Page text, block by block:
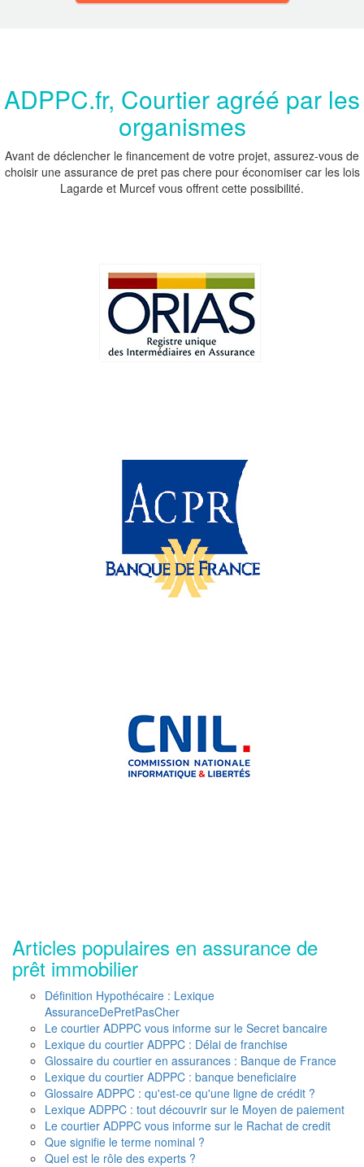
ADPPC.fr, Courtier agréé par les
organismes
Avant de déclencher le financement de votre projet, assurez-vous de
choisir une assurance de pret pas chere pour économiser car les lois
Lagarde et Murcef vous offrent cette possibilité.
Articles populaires en assurance de
prêt immobilier
Définition Hypothécaire : Lexique
AssuranceDePretPasCher
Le courtier ADPPC vous informe sur le Secret bancaire
Lexique du courtier ADPPC : Délai de franchise
Glossaire du courtier en assurances : Banque de France
Lexique du courtier ADPPC : banque beneficiaire
Glossaire ADPPC : qu'est-ce qu'une ligne de crédit ?
Lexique ADPPC : tout découvrir sur le Moyen de paiement
Le courtier ADPPC vous informe sur le Rachat de credit
Que signifie le terme nominal ?
Quel est le rôle des experts ?